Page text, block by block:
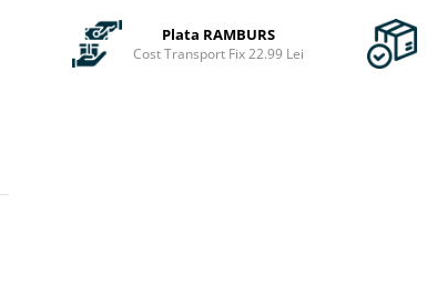
Plata RAMBURS
Cost Transport Fix 22.99 Lei